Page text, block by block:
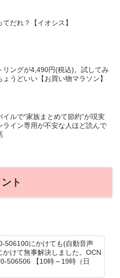
てだれ？【イオシス】
リングが4,490円(税込)。試してみ
ょうどいい【お買い物マラソン】
イルで“家族まとめて節約”が現実
ライン専用が不安な人ほど読んで
ト
506100にかけても(自動音声
けて無事解決しました。OCN
506506 【10時～19時（日